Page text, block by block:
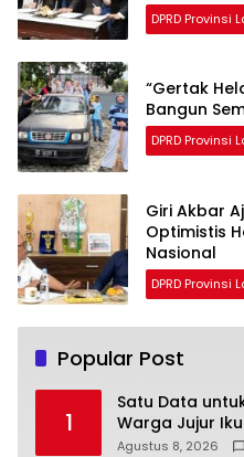
DPRD Provinsi
“Gertak
Bangun
DPRD Provinsi
Giri Akbar
Optimistis
Nasional
DPRD Provinsi
Popular Post
1
Satu Data
Warga Jujur
Agustus 8, 2026